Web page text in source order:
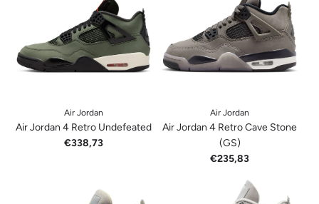
Air Jordan
Air Jordan 4 Retro Undefeated
€338,73
Air Jordan
Air Jordan 4 Retro Cave Stone
(GS)
€235,83